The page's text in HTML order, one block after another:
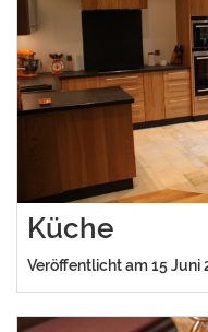
Küche
Veröffentlicht am 15 Juni